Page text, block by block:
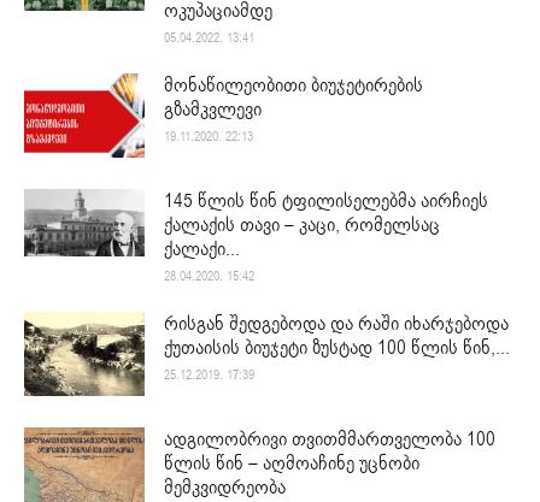
ოკუპაციამდე
05.04.2022. 13:41
მონაწილეობითი ბიუჯეტირების
გზამკვლევი
19.11.2020. 22:13
145 წლის წინ ტფილისელებმა აირჩიეს
ქალაქის თავი – კაცი, რომელსაც
ქალაქი...
28.04.2020. 15:42
რისგან შედგებოდა და რაში იხარჯებოდა
ქუთაისის ბიუჯეტი ზუსტად 100 წლის წინ,...
25.12.2019. 17:39
ადგილობრივი თვითმმართველობა 100
წლის წინ – აღმოაჩინე უცნობი
მემკვიდრეობა